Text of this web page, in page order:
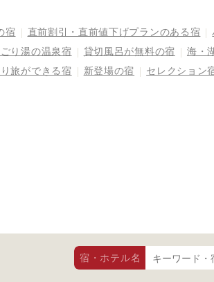
宿
直前割引・直前値下げプランのある宿
り湯の温泉宿 貸切風呂が無料の宿 海・
旅ができる宿 新登場の宿 セレクション
宿・ホテル名